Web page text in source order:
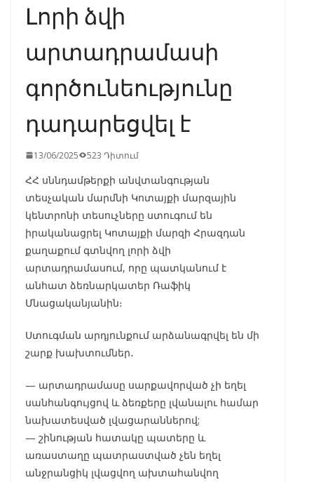
Լորի ձվի
արտադրամասի
գործունեությունը
դադարեցվել է
13/06/2025 523 Դիտում
ՀՀ սննդամթերքի անվտանգության
տեսչական մարմնի Կոտայքի մարզային
կենտրոնի տեսուչները ստուգում են
իրականացրել Կոտայքի մարզի Հրազդան
քաղաքում գտնվող լորի ձվի
արտադրամասում, որը պատկանում է
անհատ ձեռնարկատեր Ռաֆիկ
Մնացականյանին։
Ստուգման արդյունքում արձանագրվել են մի
շարք խախտումներ․
— արտադրամասը սարքավորված չի եղել
սանհանգույցով և ձեռքերը լվանալու համար
նախատեսված լվացարաններով;
— շինության հատակը պատերը և
առաստաղը պատրաստված չեն եղել
անջրանցիկ լվացվող ախտահանվող